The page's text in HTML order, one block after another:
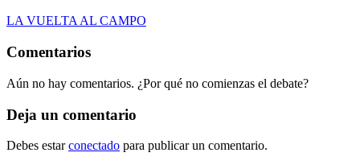
LA VUELTA AL CAMPO
Comentarios
Aún no hay comentarios. ¿Por qué no comienzas el debate?
Deja un comentario
Debes estarconectado para publicar un comentario.